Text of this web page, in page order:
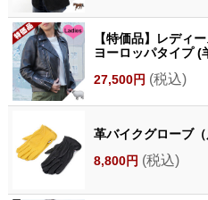
【特価品】レディ
ヨーロッパタイプ (
27,500円 (税込)
革バイクグローブ（
8,800円 (税込)